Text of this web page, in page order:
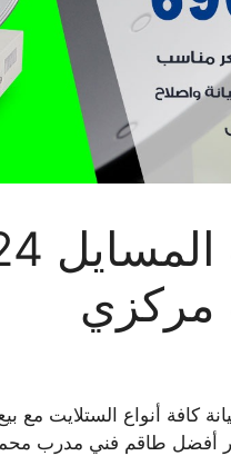
مركزي
كافة أنواع الستلايت مع
أفضل طاقم فني مدرب